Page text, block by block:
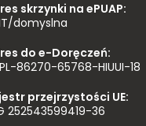
skrzynki na ePUAP:
domyslna
do e-Doręczeń:
86270-65768-HIUUI-18
przejrzystości UE:
252543599419-36